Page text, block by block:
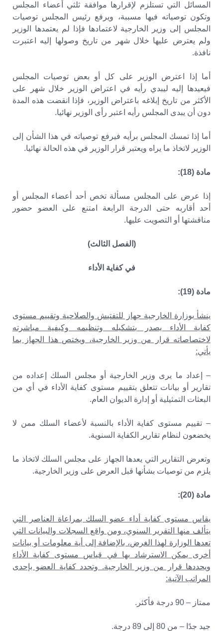
المسائل التي تستلزم لإقرارها موافقة ثلثي أعضاء المجلس
وتكون توصياته فيها مسببة، ويرفع رئيس المجلس توصيات
المجلس إلى وزير الخارجية لاعتمادها فإذا لم يعتمدها الوزير
ولم يعترض عليها خلال شهر من تاريخ وصولها إليه اعتبرت
نافذة.
أما إذا اعترض الوزير على كل أو بعض توصيات المجلس
فيعيدها إليه ليبدي رأيه في اعتراض الوزير خلال شهر على
الأكثر من تاريخ إبلاغه باعتراض الوزير، فإذا انقضت هذه المدة
دون أن يبدى المجلس رأيه اعتبر رأى الوزير نهائيا.
أما إذا تمسك المجلس برأيه فيرفع توصياته في هذا الشأن إلى
الوزير لاتخاذ ما يراه ويعتبر قرار الوزير في هذه الحالة نهائيا.
مادة (18):
إذا عرض على المجلس مسألة تخص أحد أعضاء المجلس أو
أحد أقاربه حتى الدرجة الرابعة امتنع على العضو حضور
مناقشتها أو التصويت عليها.
(الفصل الثالث)
في كفاية الأداء
مادة (19):
ينشأ بوزارة الخارجية جهاز للتفتيش والصلاحية وتقييم مستوى
كفاية الأداء يصدر بتشكيله وتنظيمه وكيفية مباشرته
لاختصاصاته قرار من وزير الخارجية، ويختص هذا الجهاز بما
يأتي:
– إعداد ما يرى وزير الخارجية أو مجلس السلك إعداده من
تقارير أو بيانات تتعلق بتقييم مستوى كفاية الأداء في أي من
البعثات التمثيلية أو إدارة الديوان العام.
– تقييم مستوى كفاية الأداء بالنسبة لأعضاء السلك ممن لا
يخضعون لنظام تقارير الكفاية السنوية.
وتعرض التقارير التي يعدها الجهاز على مجلس السلك لاتخاذ ما
يلزم من توصيات بشأنها قبل العرض على وزير الخارجية.
مادة (20):
يقاس مستوى كفاية أداء عضو السلك بمراعاة العناصر التي
يتألف منها التقرير السنوي، ومن واقع السجلات والبيانات التي
تعدها الوزارة لهذا الغرض، بالإضافة إلى أية معلومات أو بيانات
أخرى يمكن الاسترشاد بها في قياس مستوى كفاية الأداء
ويحددها قرار من وزير الخارجية. وتحدد كفاية العضو بإحدى
المراتب الآتية:
ممتاز – 90 درجة فأكثر.
جيد جدًا – من 80 إلى 89 درجة.